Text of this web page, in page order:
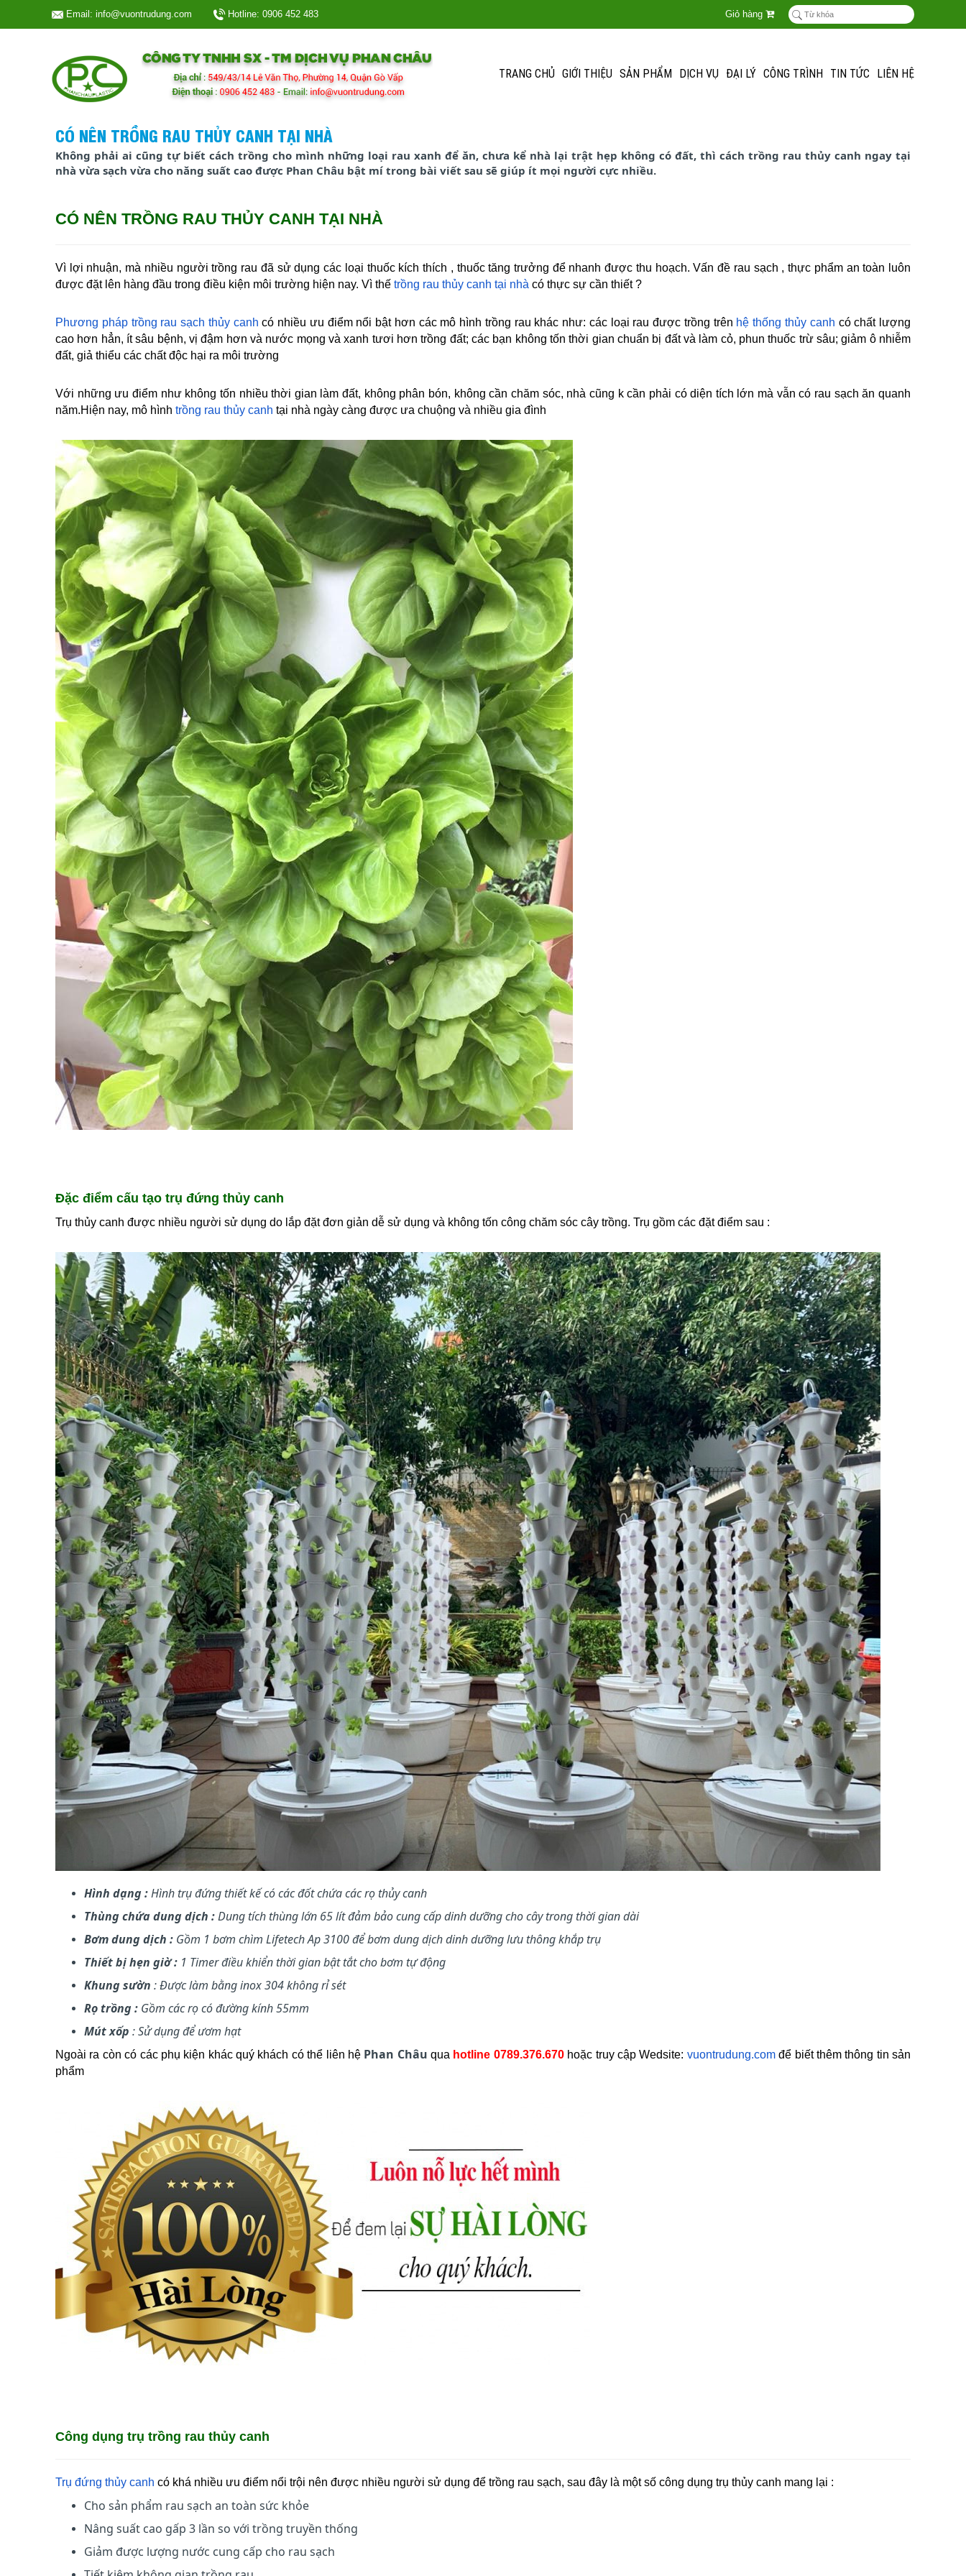
Email: info@vuontrudung.com Hotline: 0906 452 483 Giỏ hàng
TRANG CHỦ GIỚI THIỆU SẢN PHẨM DỊCH VỤ ĐẠI LÝ CÔNG TRÌNH TIN TỨC LIÊN HỆ
CÓ NÊN TRỒNG RAU THỦY CANH TẠI NHÀ
Không phải ai cũng tự biết cách trồng cho mình những loại rau xanh để ăn, chưa kể nhà lại trật hẹp không có đất, thì cách trồng rau thủy canh ngay tại
nhà vừa sạch vừa cho năng suất cao được Phan Châu bật mí trong bài viết sau sẽ giúp ít mọi người cực nhiều.
CÓ NÊN TRỒNG RAU THỦY CANH TẠI NHÀ
Vì lợi nhuận, mà nhiều người trồng rau đã sử dụng các loại thuốc kích thích , thuốc tăng trưởng để nhanh được thu hoạch. Vấn đề rau sạch , thực phẩm an toàn luôn
được đặt lên hàng đầu trong điều kiện môi trường hiện nay. Vì thế trồng rau thủy canh tại nhà có thực sự cần thiết ?
Phương pháp trồng rau sạch thủy canh có nhiều ưu điểm nổi bật hơn các mô hình trồng rau khác như: các loại rau được trồng trên hệ thống thủy canh có chất lượng
cao hơn hẳn, ít sâu bệnh, vị đậm hơn và nước mọng và xanh tươi hơn trồng đất; các bạn không tốn thời gian chuẩn bị đất và làm cỏ, phun thuốc trừ sâu; giảm ô nhiễm
đất, giả thiểu các chất độc hại ra môi trường
Với những ưu điểm như không tốn nhiều thời gian làm đất, không phân bón, không cần chăm sóc, nhà cũng k cần phải có diện tích lớn mà vẫn có rau sạch ăn quanh
năm.Hiện nay, mô hình trồng rau thủy canh tại nhà ngày càng được ưa chuộng và nhiều gia đình
Đặc điểm cấu tạo trụ đứng thủy canh
Trụ thủy canh được nhiều người sử dụng do lắp đặt đơn giản dễ sử dụng và không tốn công chăm sóc cây trồng. Trụ gồm các đặt điểm sau :
Hình dạng :Hình trụ đứng thiết kế có các đốt chứa các rọ thủy canh
Thùng chứa dung dịch :Dung tích thùng lớn 65 lít đảm bảo cung cấp dinh dưỡng cho cây trong thời gian dài
Bơm dung dịch : Gồm 1 bơm chìm Lifetech Ap 3100 để bơm dung dịch dinh dưỡng lưu thông khắp trụ
Thiết bị hẹn giờ : 1 Timer điều khiển thời gian bật tắt cho bơm tự động
Khung sườn : Được làm bằng inox 304 không rỉ sét
Rọ trồng : Gồm các rọ có đường kính 55mm
Mút xốp : Sử dụng để ươm hạt
Ngoài ra còn có các phụ kiện khác quý khách có thể liên hệPhan Châu qua hotline 0789.376.670hoặc truy cập Wedsite: vuontrudung.comđể biết thêm thông tin sản
phẩm
Công dụng trụ trồng rau thủy canh
Trụ đứng thủy canh có khá nhiều ưu điểm nổi trội nên được nhiều người sử dụng để trồng rau sạch, sau đây là một số công dụng trụ thủy canh mang lại :
Cho sản phẩm rau sạch an toàn sức khỏe
Nâng suất cao gấp 3 lần so với trồng truyền thống
Giảm được lượng nước cung cấp cho rau sạch